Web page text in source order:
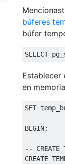
búferes
búfer
SELECT
Establecer
en
SET
BEGIN;
-- CREATE
CREATE